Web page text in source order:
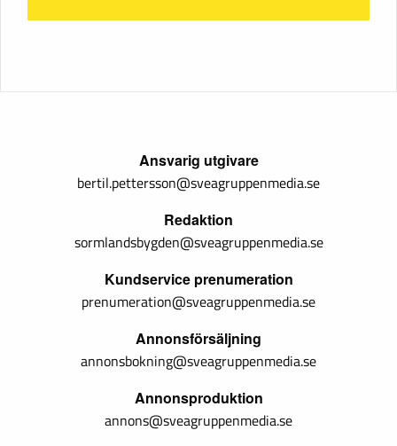
Ansvarig utgivare
bertil.pettersson@sveagruppenmedia.se
Redaktion
sormlandsbygden@sveagruppenmedia.se
Kundservice prenumeration
prenumeration@sveagruppenmedia.se
Annonsförsäljning
annonsbokning@sveagruppenmedia.se
Annonsproduktion
annons@sveagruppenmedia.se